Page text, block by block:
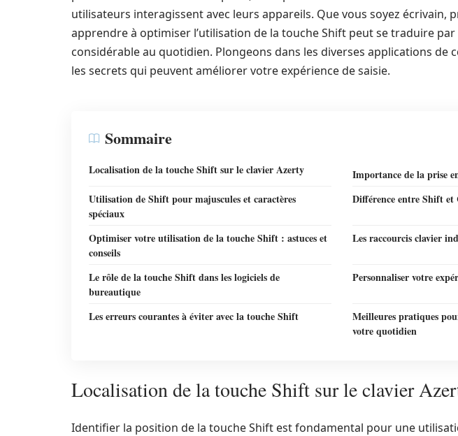
utilisateurs interagissent avec leurs appareils. Que vous soyez écrivain,
apprendre à optimiser l’utilisation de la touche Shift peut se traduire
considérable au quotidien. Plongeons dans les diverses applications de
les secrets qui peuvent améliorer votre expérience de saisie.
Sommaire
Localisation de la touche Shift sur le clavier Azerty
Importance de la prise
Utilisation de Shift pour majuscules et caractères
spéciaux
Différence entre Shift et
Optimiser votre utilisation de la touche Shift : astuces et
conseils
Les raccourcis clavier
Le rôle de la touche Shift dans les logiciels de
bureautique
Personnaliser votre
Les erreurs courantes à éviter avec la touche Shift
Meilleures pratiques
votre quotidien
Localisation de la touche Shift sur le clavier
Identifier la position de la touche Shift est fondamental pour une